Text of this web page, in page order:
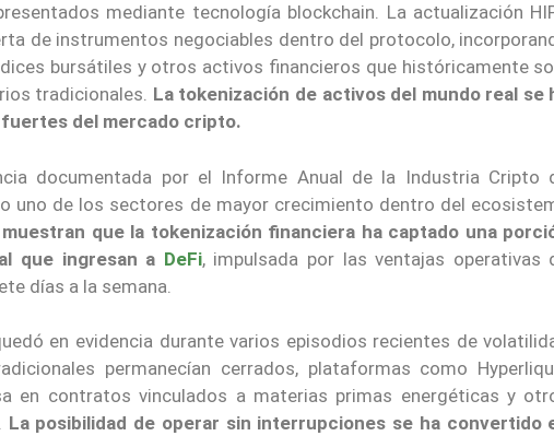
mediante tecnología blockchain. La actualización
de instrumentos negociables dentro del protocolo,
bursátiles y otros activos financieros que históricamente
tradicionales. La tokenización de activos del mundo real se
del mercado cripto.
documentada por el Informe Anual de la Industria Cripto
uno de los sectores de mayor crecimiento dentro del
que la tokenización financiera ha captado una
que ingresan a DeFi, impulsada por las ventajas operativas
días a la semana.
en evidencia durante varios episodios recientes de
permanecían cerrados, plataformas como
en contratos vinculados a materias primas energéticas y
La posibilidad de operar sin interrupciones se ha convertido